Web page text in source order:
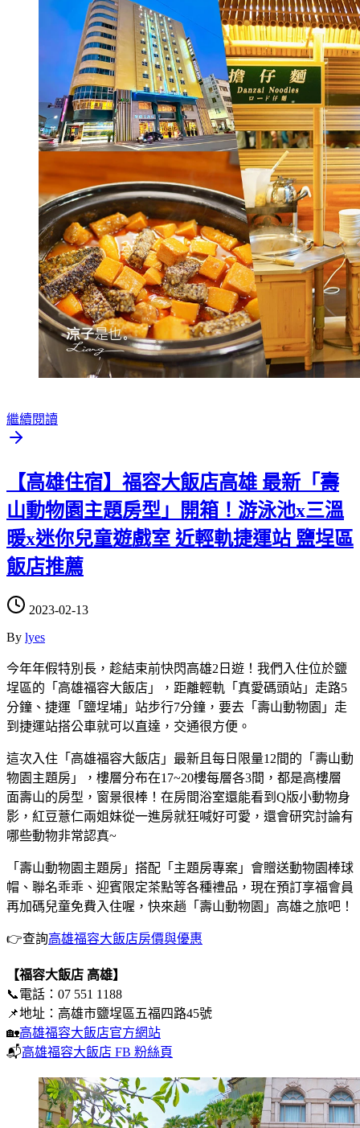
繼續閱讀
【高雄住宿】福容大飯店高雄 最新「壽
山動物園主題房型」開箱！游泳池x三溫
暖x迷你兒童遊戲室 近輕軌捷運站 鹽埕區
飯店推薦
2023-02-13
By lyes
今年年假特別長，趁結束前快閃高雄2日遊！我們入住位於鹽
埕區的「高雄福容大飯店」，距離輕軌「真愛碼頭站」走路5
分鐘、捷運「鹽埕埔」站步行7分鐘，要去「壽山動物園」走
到捷運站搭公車就可以直達，交通很方便。
這次入住「高雄福容大飯店」最新且每日限量12間的「壽山動
物園主題房」，樓層分布在17~20樓每層各3間，都是高樓層
面壽山的房型，窗景很棒！在房間浴室還能看到Q版小動物身
影，紅豆薏仁兩姐妹從一進房就狂喊好可愛，還會研究討論有
哪些動物非常認真~
「壽山動物園主題房」搭配「主題房專案」會贈送動物園棒球
帽、聯名乖乖、迎賓限定茶點等各種禮品，現在預訂享福會員
再加碼兒童免費入住喔，快來趟「壽山動物園」高雄之旅吧！
👉查詢高雄福容大飯店房價與優惠
【福容大飯店 高雄】
📞電話：07 551 1188
📌地址：高雄市鹽埕區五福四路45號
🏡高雄福容大飯店官方網站
📬高雄福容大飯店 FB 粉絲頁